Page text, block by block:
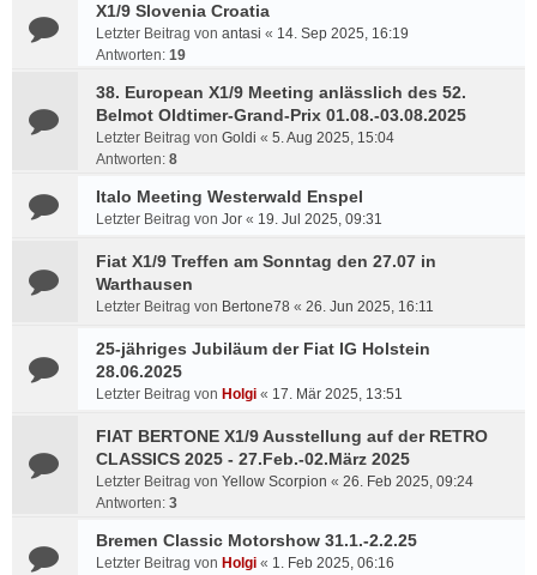
X1/9 Slovenia Croatia
Letzter Beitrag von antasi « 14. Sep 2025, 16:19
Antworten: 19
38. European X1/9 Meeting anlässlich des 52.
Belmot Oldtimer-Grand-Prix 01.08.-03.08.2025
Letzter Beitrag von Goldi « 5. Aug 2025, 15:04
Antworten: 8
Italo Meeting Westerwald Enspel
Letzter Beitrag von Jor « 19. Jul 2025, 09:31
Fiat X1/9 Treffen am Sonntag den 27.07 in
Warthausen
Letzter Beitrag von Bertone78 « 26. Jun 2025, 16:11
25-jähriges Jubiläum der Fiat IG Holstein
28.06.2025
Letzter Beitrag von Holgi « 17. Mär 2025, 13:51
FIAT BERTONE X1/9 Ausstellung auf der RETRO
CLASSICS 2025 - 27.Feb.-02.März 2025
Letzter Beitrag von Yellow Scorpion « 26. Feb 2025, 09:24
Antworten: 3
Bremen Classic Motorshow 31.1.-2.2.25
Letzter Beitrag von Holgi « 1. Feb 2025, 06:16